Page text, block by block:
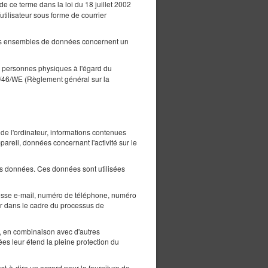
ce terme dans la loi du 18 juillet 2002
sous forme de courrier
de données concernent un
physiques à l'égard du
WE (Règlement général sur la
l'ordinateur, informations contenues
données concernant l'activité sur le
Ces données sont utilisées
e-mail, numéro de téléphone, numéro
le cadre du processus de
combinaison avec d'autres
leur étend la pleine protection du
inclus